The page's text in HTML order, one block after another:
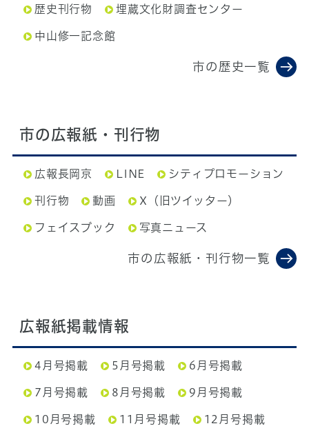
歴史刊行物 埋蔵文化財調査センター
中山修一記念館
市の歴史一覧
市の広報紙・刊行物
広報長岡京 LINE シティプロモーション
刊行物 動画 X（旧ツイッター）
フェイスブック 写真ニュース
市の広報紙・刊行物一覧
広報紙掲載情報
4月号掲載 5月号掲載 6月号掲載
7月号掲載 8月号掲載 9月号掲載
10月号掲載 11月号掲載 12月号掲載